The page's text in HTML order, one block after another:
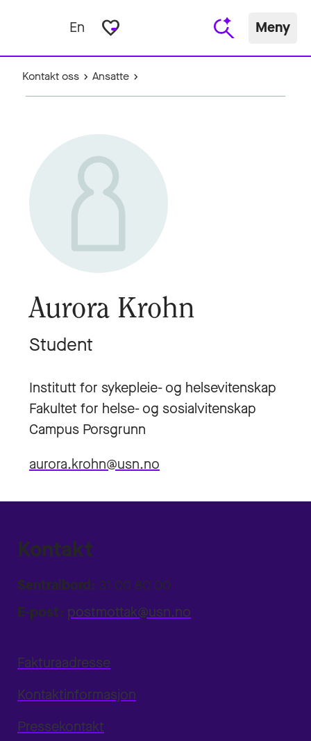
En favorite_border Meny
Kontakt oss Ansatte
Aurora Krohn
Student
Institutt for sykepleie- og helsevitenskap
Fakultet for helse- og sosialvitenskap
Campus Porsgrunn
aurora.krohn@usn.no
Kontakt
Sentralbord: 31 00 80 00
E-post: postmottak@usn.no
Fakturaadresse
Kontaktinformasjon
Pressekontakt